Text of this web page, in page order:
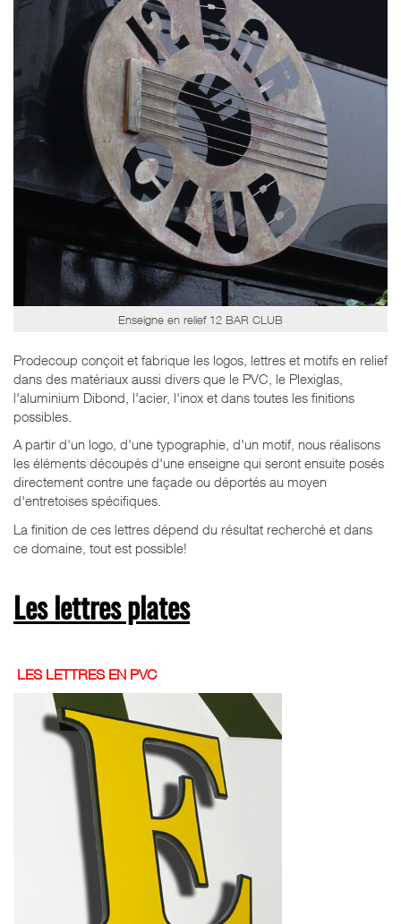
Enseigne en relief 12 BAR CLUB
Prodecoup conçoit et fabrique les logos, lettres et motifs en relief
dans des matériaux aussi divers que le PVC, le Plexiglas,
l'aluminium Dibond, l'acier, l'inox et dans toutes les finitions
possibles.
A partir d'un logo, d'une typographie, d'un motif, nous réalisons
les éléments découpés d'une enseigne qui seront ensuite posés
directement contre une façade ou déportés au moyen
d'entretoises spécifiques.
La finition de ces lettres dépend du résultat recherché et dans
ce domaine, tout est possible!
Les lettres plates
LES LETTRES EN PVC